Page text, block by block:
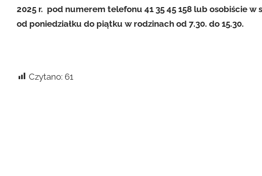
2025 r. pod numerem telefonu 41 35 45 158 lub osobiście w
od poniedziałku do piątku w rodzinach od 7.30. do 15.30.
Czytano: 61